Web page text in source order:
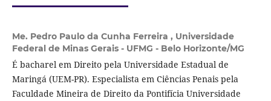
Me. Pedro Paulo da Cunha Ferreira , Universidade
Federal de Minas Gerais - UFMG - Belo Horizonte/MG
É bacharel em Direito pela Universidade Estadual de
Maringá (UEM-PR). Especialista em Ciências Penais pela
Faculdade Mineira de Direito da Pontifícia Universidade